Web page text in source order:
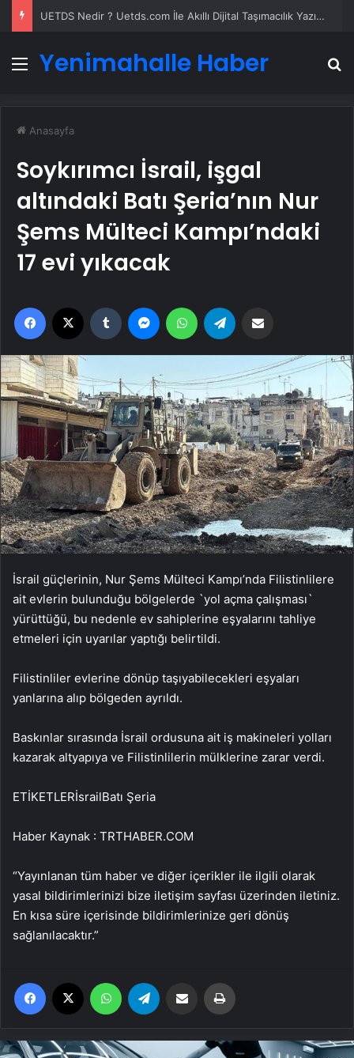
UETDS Nedir ? Uetds.com İle Akıllı Dijital Taşımacılık Yazılımı
Menü
Yenimahalle Haber
Anasayfa
Soykırımcı İsrail, işgal
altındaki Batı Şeria’nın Nur
Şems Mülteci Kampı’ndaki
17 evi yıkacak
Facebook Tumblr MessengerWhatsApp
İsrail güçlerinin, Nur Şems Mülteci Kampı’nda Filistinlilere
ait evlerin bulunduğu bölgelerde `yol açma çalışması`
yürüttüğü, bu nedenle ev sahiplerine eşyalarını tahliye
etmeleri için uyarılar yaptığı belirtildi.
Filistinliler evlerine dönüp taşıyabilecekleri eşyaları
yanlarına alıp bölgeden ayrıldı.
Baskınlar sırasında İsrail ordusuna ait iş makineleri yolları
kazarak altyapıya ve Filistinlilerin mülklerine zarar verdi.
ETİKETLERİsrailBatı Şeria
Haber Kaynak : TRTHABER.COM
“Yayınlanan tüm haber ve diğer içerikler ile ilgili olarak
yasal bildirimlerinizi bize iletişim sayfası üzerinden iletiniz.
En kısa süre içerisinde bildirimlerinize geri dönüş
sağlanılacaktır.”
Facebook WhatsApp Email'den paylaş